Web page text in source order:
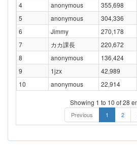
4
anonymous 355,698
5
anonymous 304,336
6
Jimmy 270,178
7
カカ課長 220,672
8
anonymous 136,424
9
1jzx 42,989
10
anonymous 22,914
Showing 1 to 10 of 28
Previous 1 2